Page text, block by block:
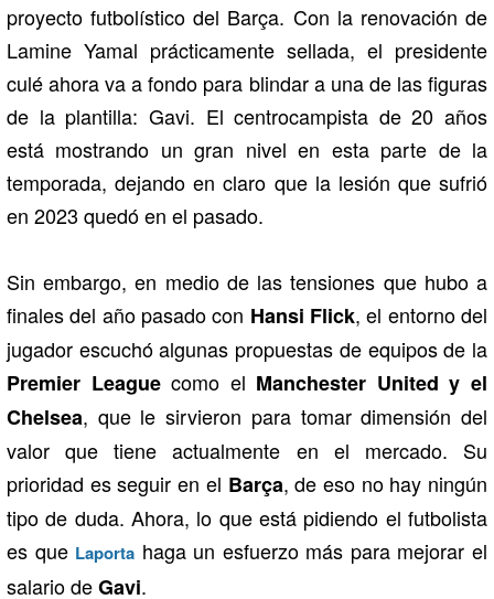
proyecto futbolístico del Barça. Con la renovación de
Lamine Yamal prácticamente sellada, el presidente
culé ahora va a fondo para blindar a una de las figuras
de la plantilla: Gavi. El centrocampista de 20 años
está mostrando un gran nivel en esta parte de la
temporada, dejando en claro que la lesión que sufrió
en 2023 quedó en el pasado.
Sin embargo, en medio de las tensiones que hubo a
finales del año pasado con Hansi Flick, el entorno del
jugador escuchó algunas propuestas de equipos de la
Premier Leaguecomo el Manchester United y el
Chelsea, que le sirvieron para tomar dimensión del
valor que tiene actualmente en el mercado. Su
prioridad es seguir en el Barça, de eso no hay ningún
tipo de duda. Ahora, lo que está pidiendo el futbolista
es que Laporta haga un esfuerzo más para mejorar el
salario deGavi.